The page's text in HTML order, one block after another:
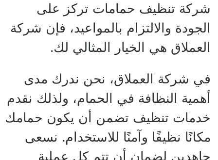
شركة تنظيف حمامات تركز على
الجودة والالتزام بالمواعيد، فإن شركة
العملاق هي الخيار المثالي لك.
في شركة العملاق، نحن ندرك مدى
أهمية النظافة في الحمام، ولذلك نقدم
خدمات تنظيف تضمن أن يكون حمامك
مكانًا نظيفًا وآمنًا للاستخدام. نسعى
جاهدين لضمان أن تتم كل عملية